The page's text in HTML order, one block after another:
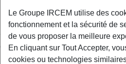
Byircem
Consultation médicale effectuée au
dans l’impossibilité de se déplacer.
Le Groupe IRCEM utilise des
fonctionnement et la sécurité de
de vous proposer la meilleure
En cliquant sur Tout Accepter,
cookies ou technologies